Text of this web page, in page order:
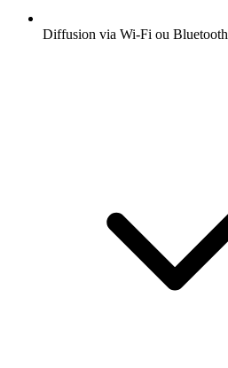
Diffusion via Wi-Fi ou Bluetooth